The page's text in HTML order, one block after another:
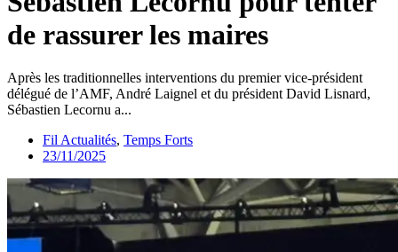
de rassurer les maires
Après les traditionnelles interventions du premier vice-président
délégué de l’AMF, André Laignel et du président David Lisnard,
Sébastien Lecornu a...
Fil Actualités, Temps Forts
23/11/2025